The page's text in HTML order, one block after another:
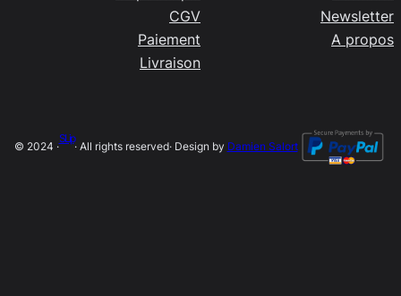
CGV
Paiement
Livraison
Newsletter
A propos
© 2024 ·
SLip
· All rights reserved· Design by Damien Salort